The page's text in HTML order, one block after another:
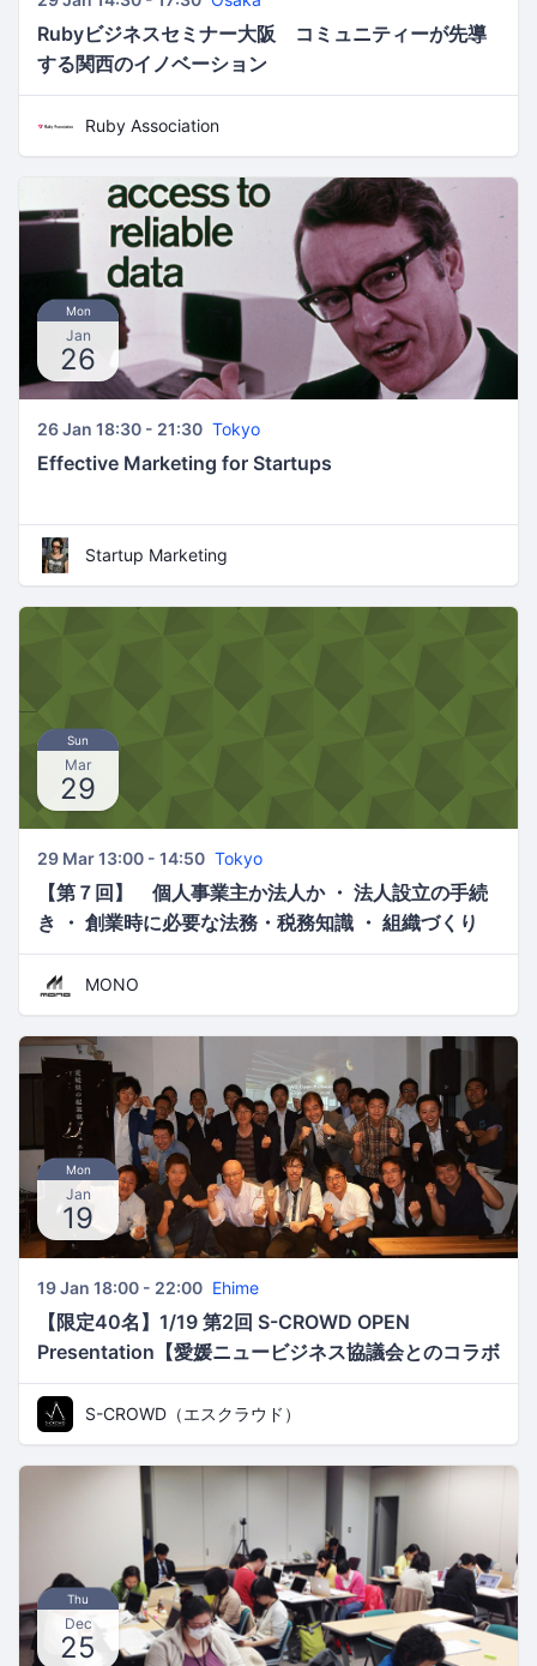
Rubyビジネスセミナー大阪 コミュニティーが先導
する関西のイノベーション
Ruby Association
Mon
Jan
26
26 Jan 18:30 - 21:30 Tokyo
Effective Marketing for Startups
Startup Marketing
Sun
Mar
29
29 Mar 13:00 - 14:50 Tokyo
【第７回】 個人事業主か法人か ・ 法人設立の手続
き ・ 創業時に必要な法務・税務知識 ・ 組織づくり
と人材採用 【こうとう創業支援塾】
MONO
Mon
Jan
19
19 Jan 18:00 - 22:00 Ehime
【限定40名】1/19 第2回 S-CROWD OPEN
Presentation【愛媛ニュービジネス協議会とのコラボ
イベント】〜起業家による公開プレゼンテーション
会〜
S-CROWD（エスクラウド）
Thu
Dec
25